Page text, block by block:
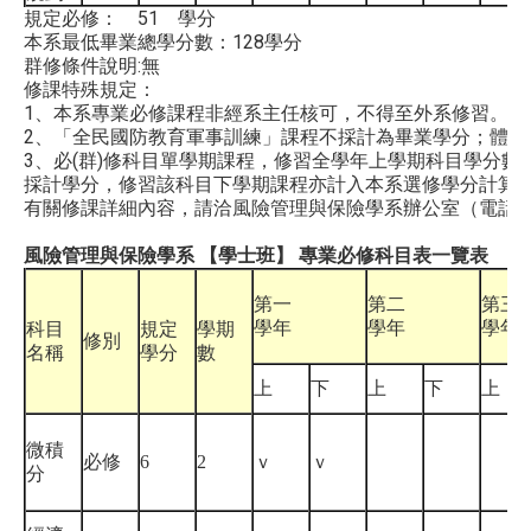
規定必修： 51 學分
本系最低畢業總學分數：128學分
群修條件說明:無
修課特殊規定：
1、本系專業必修課程非經系主任核可，不得至外系修習。
2、「全民國防教育軍事訓練」課程不採計為畢業學分；體
3、必(群)修科目單學期課程，修習全學年上學期科目學分
採計學分，修習該科目下學期課程亦計入本系選修學分計算
有關修課詳細內容，請洽風險管理與保險學系辦公室（電話
風險管理與保險學系 【學士班】 專業必修科目表一覽表
科目
名稱
修別
規定
學分
學期
數
第一
學年
第二
學年
第三
學年
上 下 上 下 上
微積
分
必修 6 2 ｖ ｖ